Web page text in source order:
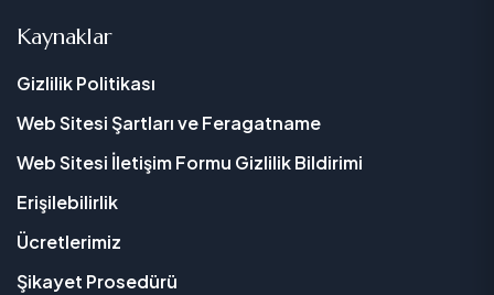
Kaynaklar
Gizlilik Politikası
Web Sitesi Şartları ve Feragatname
Web Sitesi İletişim Formu Gizlilik Bildirimi
Erişilebilirlik
Ücretlerimiz
Şikayet Prosedürü